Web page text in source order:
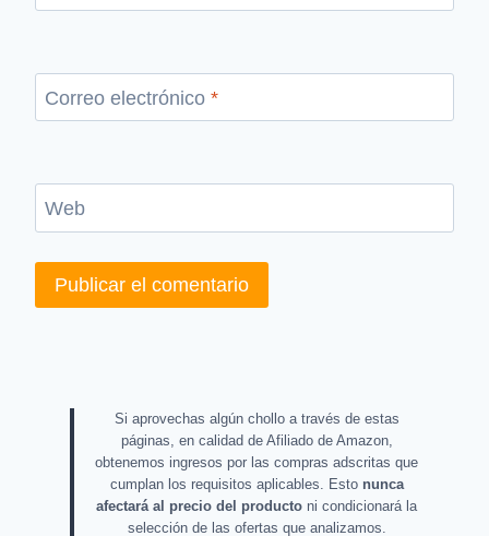
Correo electrónico *
Web
Si aprovechas algún chollo a través de estas
páginas, en calidad de Afiliado de Amazon,
obtenemos ingresos por las compras adscritas que
cumplan los requisitos aplicables. Esto nunca
afectará al precio del producto ni condicionará la
selección de las ofertas que analizamos.